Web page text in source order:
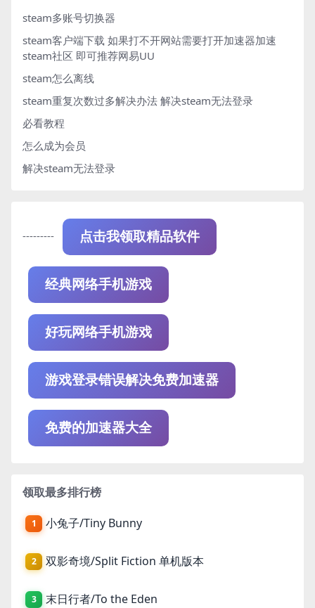
steam多账号切换器
steam客户端下载 如果打不开网站需要打开加速器加速
steam社区 即可推荐网易UU
steam怎么离线
steam重复次数过多解决办法 解决steam无法登录
必看教程
怎么成为会员
解决steam无法登录
--------- 点击我领取精品软件
经典网络手机游戏
好玩网络手机游戏
游戏登录错误解决免费加速器
免费的加速器大全
领取最多排行榜
1 小兔子/Tiny Bunny
2 双影奇境/Split Fiction 单机版本
3 末日行者/To the Eden